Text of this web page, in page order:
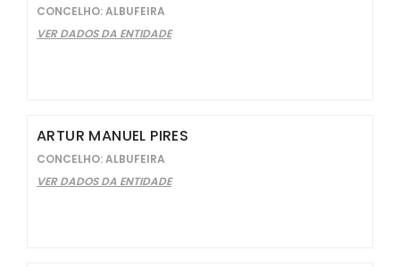
CONCELHO: ALBUFEIRA
VER DADOS DA ENTIDADE
ARTUR MANUEL PIRES
CONCELHO: ALBUFEIRA
VER DADOS DA ENTIDADE